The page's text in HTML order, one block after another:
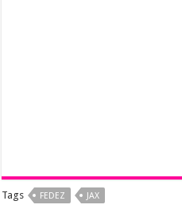
Tags FEDEZ JAX